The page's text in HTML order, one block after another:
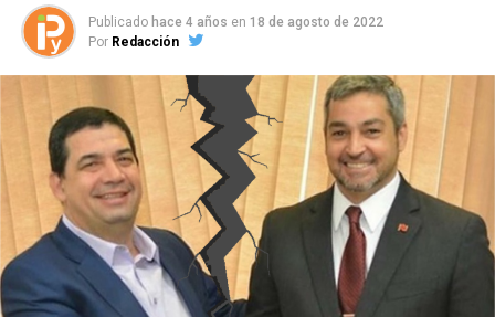
Publicado hace 4 años en 18 de agosto de 2022
Por Redacción